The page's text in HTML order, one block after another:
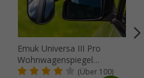
Emuk Universa III Pro
Wohnwagenspiegel
universal schwarz im Paar
(Über 100)